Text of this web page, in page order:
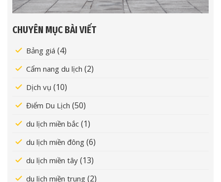
CHUYÊN MỤC BÀI VIẾT
Bảng giá (4)
Cẩm nang du lịch (2)
Dịch vụ (10)
Điểm Du Lịch (50)
du lịch miền bắc (1)
du lịch miền đông (6)
du lịch miền tây (13)
du lịch miền trung (2)